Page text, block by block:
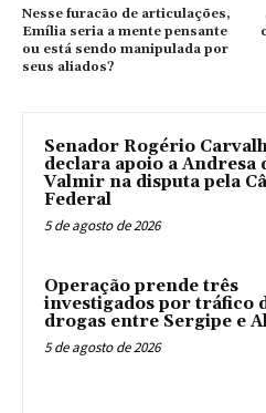
Nesse furacão de articulações,
Emília seria a mente pensante
ou está sendo manipulada por
seus aliados?
Senador Rogério
declara apoio a Andresa
Valmir na disputa pela
Federal
5 de agosto de 2026
Operação prende três
investigados por tráfico
drogas entre Sergipe e
5 de agosto de 2026